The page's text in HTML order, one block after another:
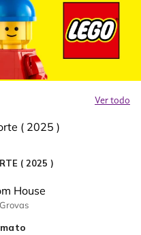
Ver todo
( 2025 )
House